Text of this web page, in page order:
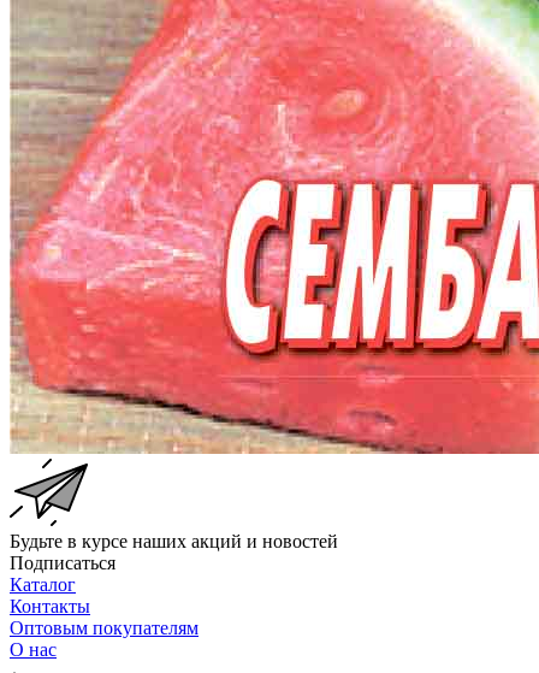
Будьте в курсе наших акций и новостей
Подписаться
Каталог
Контакты
Оптовым покупателям
О нас